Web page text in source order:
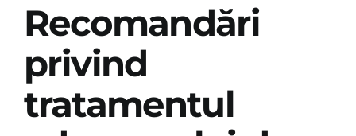
Recomandări
privind
tratamentul